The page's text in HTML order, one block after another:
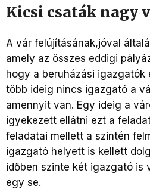
Kicsi csaták nagy
A vár felújításának,jóval
amely az összes eddigi
hogy a beruházási
több ideig nincs igazgató a
amennyit van. Egy ideig a
igyekezett ellátni ezt a
feladatai mellett a szintén
igazgató helyett is kellett
időben szinte két igazgató is
egy se.